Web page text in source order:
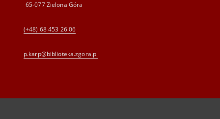
65-077 Zielona Góra
(+48) 68 453 26 06
p.karp@biblioteka.zgora.pl